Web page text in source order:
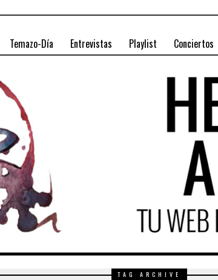
Temazo-Día Entrevistas Playlist Conciertos
TAG ARCHIVE